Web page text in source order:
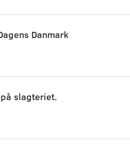
Danmark
slagteriet.